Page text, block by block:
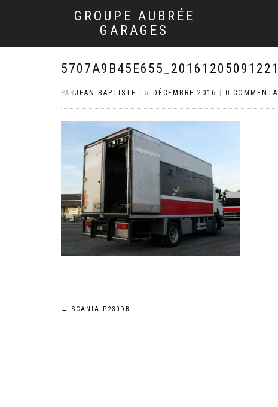
GROUPE AUBRÉE
GARAGES
PARJEAN-BAPTISTE 5 DÉCEMBRE 2016 0
Navigation
← SCANIA P230DB